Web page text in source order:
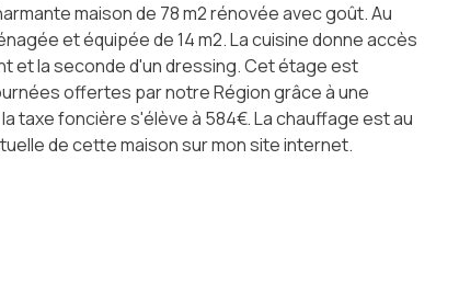
maison de 78 m2 rénovée avec goût. Au
et équipée de 14 m2. La cuisine donne accès
et la seconde d'un dressing. Cet étage est
offertes par notre Région grâce à une
taxe foncière s'élève à 584€. La chauffage est au
de cette maison sur mon site internet.